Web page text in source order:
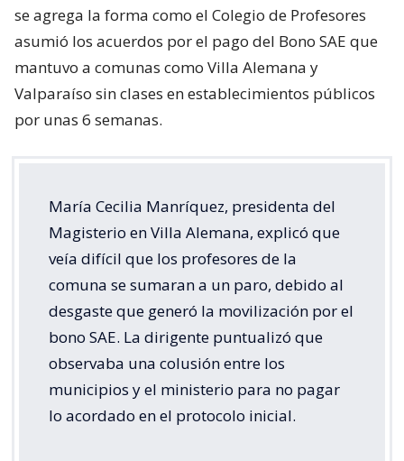
se agrega la forma como el Colegio de Profesores
asumió los acuerdos por el pago del Bono SAE que
mantuvo a comunas como Villa Alemana y
Valparaíso sin clases en establecimientos públicos
por unas 6 semanas.
María Cecilia Manríquez, presidenta del
Magisterio en Villa Alemana, explicó que
veía difícil que los profesores de la
comuna se sumaran a un paro, debido al
desgaste que generó la movilización por el
bono SAE. La dirigente puntualizó que
observaba una colusión entre los
municipios y el ministerio para no pagar
lo acordado en el protocolo inicial.